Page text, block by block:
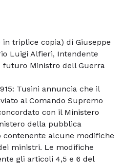
triplice copia) di Giuseppe
Luigi Alfieri, Intendente
futuro Ministro dell Guerra
Tusini annuncia che il
al Comando Supremo
con il Ministero
della pubblica
alcune modifiche
ministri. Le modifiche
gli articoli 4,5 e 6 del